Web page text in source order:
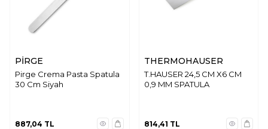
PİRGE
Pirge Crema Pasta Spatula
30 Cm Siyah
887,04 TL
THERMOHAUSER
T.HAUSER 24,5 CM X6 CM
0,9 MM SPATULA
814,41 TL